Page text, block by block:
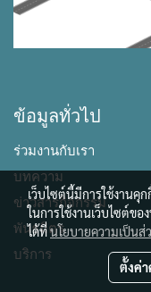
ข้อมูลทั่วไป
ร่วมงานกับเรา
บทความ
ข่าวสารกิจกรรม
พันธมิตร
บริการ
เว็บไซต์นี้มีการใช้งาน
ในการใช้งานเว็บไซต์ข
ได้ที่นโยบายความเป็นส่
ตั้งค่